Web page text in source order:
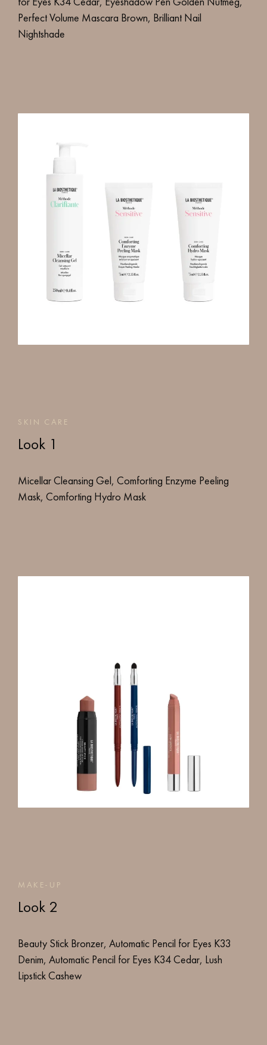
Perfect Volume Mascara Brown, Brilliant Nail
Nightshade
SKIN CARE
Look 1
Micellar Cleansing Gel, Comforting Enzyme Peeling
Mask, Comforting Hydro Mask
MAKE-UP
Look 2
Beauty Stick Bronzer, Automatic Pencil for Eyes K33
Denim, Automatic Pencil for Eyes K34 Cedar, Lush
Lipstick Cashew